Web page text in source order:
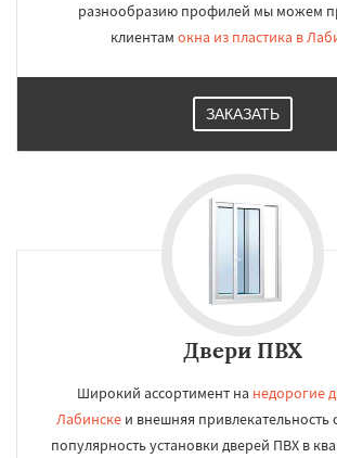
разнообразию профилей мы можем
клиентам окна из пластика в
ЗАКАЗАТЬ
Двери ПВХ
Широкий ассортимент на недорогие
Лабинске и внешняя привлекательность
популярность установки дверей ПВХ в